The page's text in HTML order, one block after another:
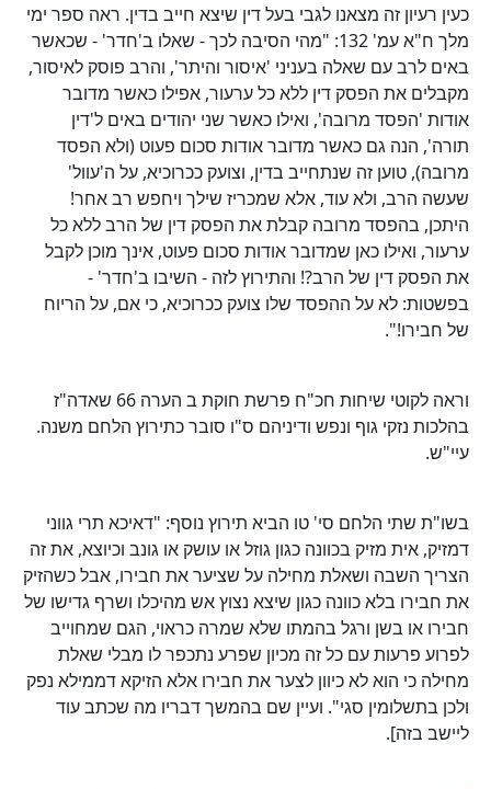
כעין רעיון זה מצאנו לגבי בעל דין שיצא חייב בדין. ראה ספר ימי
מלך ח"א עמ' 132: "מהי הסיבה לכך - שאלו ב'חדר' - שכאשר
באים לרב עם שאלה בעניני 'איסור והיתר', והרב פוסק לאיסור,
מקבלים את הפסק דין ללא כל ערעור, אפילו כאשר מדובר
אודות 'הפסד מרובה', ואילו כאשר שני יהודים באים ל'דין
תורה', הנה גם כאשר מדובר אודות סכום פעוט (ולא הפסד
מרובה), טוען זה שנתחייב בדין, וצועק ככרוכיא, על ה'עוול'
שעשה הרב, ולא עוד, אלא שמכריז שילך ויחפש רב אחר!
היתכן, בהפסד מרובה קבלת את הפסק דין של הרב ללא כל
ערעור, ואילו כאן שמדובר אודות סכום פעוט, אינך מוכן לקבל
את הפסק דין של הרב?! והתירוץ לזה - השיבו ב'חדר' -
בפשטות: לא על ההפסד שלו צועק ככרוכיא, כי אם, על הריוח
של חבירו!".
וראה לקוטי שיחות חכ"ח פרשת חוקת ב הערה 66 שאדה"ז
בהלכות נזקי גוף ונפש ודיניהם ס"ו סובר כתירוץ הלחם משנה.
עיי"ש.
בשו"ת שתי הלחם סי' טו הביא תירוץ נוסף: "דאיכא תרי גווני
דמזיק, אית מזיק בכוונה כגון גוזל או עושק או גונב וכיוצא, את זה
הצריך השבה ושאלת מחילה על שציער את חבירו, אבל כשהזיק
את חבירו בלא כוונה כגון שיצא נצוץ אש מהיכלו ושרף גדישו של
חבירו או בשן ורגל בהמתו שלא שמרה כראוי, הגם שמחוייב
לפרוע פרעות עם כל זה מכיון שפרע נתכפר לו מבלי שאלת
מחילה כי הוא לא כיוון לצער את חבירו אלא הזיקא דממילא נפק
ולכן בתשלומין סגי". ועיין שם בהמשך דבריו מה שכתב עוד
ליישב בזה].